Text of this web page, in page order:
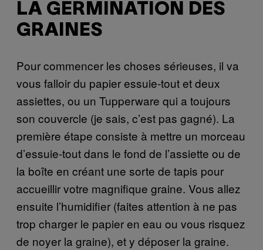
LA GERMINATION DES
GRAINES
Pour commencer les choses sérieuses, il va
vous falloir du papier essuie-tout et deux
assiettes, ou un Tupperware qui a toujours
son couvercle (je sais, c’est pas gagné). La
première étape consiste à mettre un morceau
d’essuie-tout dans le fond de l’assiette ou de
la boîte en créant une sorte de tapis pour
accueillir votre magnifique graine. Vous allez
ensuite l’humidifier (faites attention à ne pas
trop charger le papier en eau ou vous risquez
de noyer la graine), et y déposer la graine.